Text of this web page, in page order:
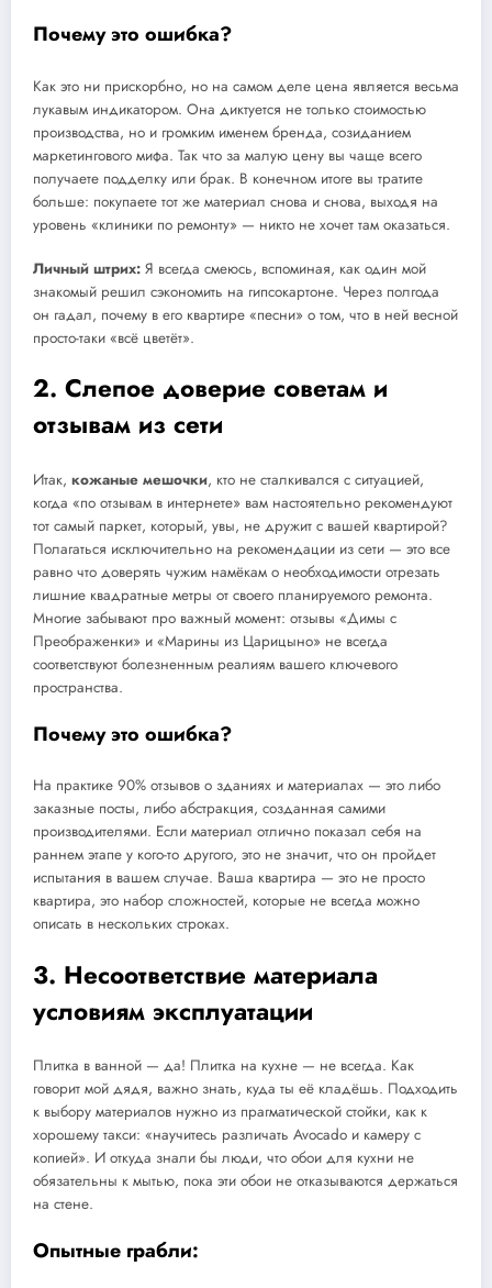
Почему это ошибка?
Как это ни прискорбно, но на самом деле цена является весьма
лукавым индикатором. Она диктуется не только стоимостью
производства, но и громким именем бренда, созиданием
маркетингового мифа. Так что за малую цену вы чаще всего
получаете подделку или брак. В конечном итоге вы тратите
больше: покупаете тот же материал снова и снова, выходя на
уровень «клиники по ремонту» — никто не хочет там оказаться.
Личный штрих: Я всегда смеюсь, вспоминая, как один мой
знакомый решил сэкономить на гипсокартоне. Через полгода
он гадал, почему в его квартире «песни» о том, что в ней весной
просто-таки «всё цветёт».
2. Слепое доверие советам и
отзывам из сети
Итак, кожаные мешочки, кто не сталкивался с ситуацией,
когда «по отзывам в интернете» вам настоятельно рекомендуют
тот самый паркет, который, увы, не дружит с вашей квартирой?
Полагаться исключительно на рекомендации из сети — это все
равно что доверять чужим намёкам о необходимости отрезать
лишние квадратные метры от своего планируемого ремонта.
Многие забывают про важный момент: отзывы «Димы с
Преображенки» и «Марины из Царицыно» не всегда
соответствуют болезненным реалиям вашего ключевого
пространства.
Почему это ошибка?
На практике 90% отзывов о зданиях и материалах — это либо
заказные посты, либо абстракция, созданная самими
производителями. Если материал отлично показал себя на
раннем этапе у кого-то другого, это не значит, что он пройдет
испытания в вашем случае. Ваша квартира — это не просто
квартира, это набор сложностей, которые не всегда можно
описать в нескольких строках.
3. Несоответствие материала
условиям эксплуатации
Плитка в ванной — да! Плитка на кухне — не всегда. Как
говорит мой дядя, важно знать, куда ты её кладёшь. Подходить
к выбору материалов нужно из прагматической стойки, как к
хорошему такси: «научитесь различать Avocado и камеру с
копией». И откуда знали бы люди, что обои для кухни не
обязательны к мытью, пока эти обои не отказываются держаться
на стене.
Опытные грабли: